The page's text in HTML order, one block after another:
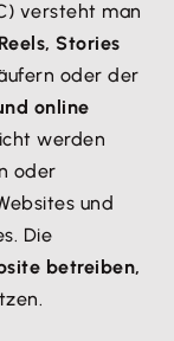
versteht man
Stories
oder der
online
werden
oder
und
Die
betreiben,